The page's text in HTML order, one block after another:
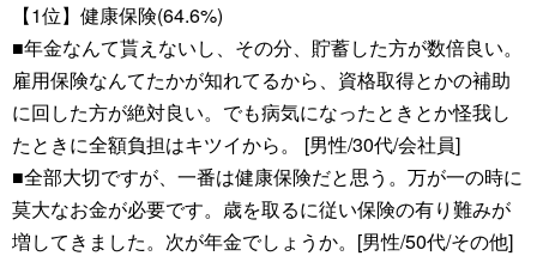
【1位】健康保険(64.6%)
■年金なんて貰えないし、その分、貯蓄した方が数倍良い。
雇用保険なんてたかが知れてるから、資格取得とかの補助
に回した方が絶対良い。でも病気になったときとか怪我し
たときに全額負担はキツイから。 [男性/30代/会社員]
■全部大切ですが、一番は健康保険だと思う。万が一の時に
莫大なお金が必要です。歳を取るに従い保険の有り難みが
増してきました。次が年金でしょうか。[男性/50代/その他]